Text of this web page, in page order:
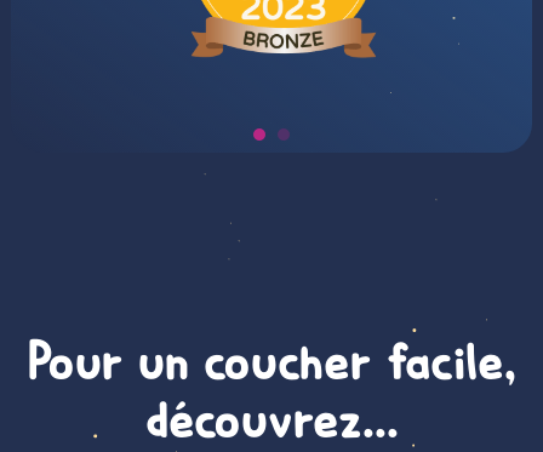
Pour un coucher facile,
découvrez...